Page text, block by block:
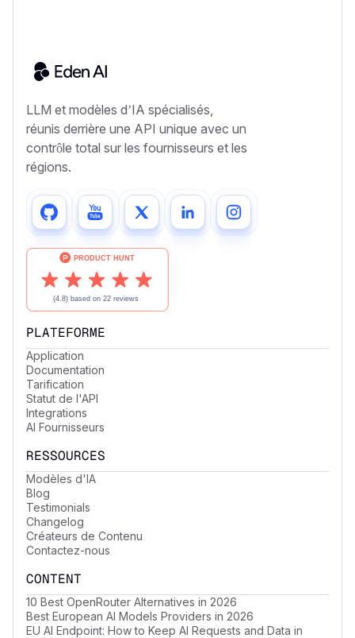
LLM et modèles d’IA spécialisés,
réunis derrière une API unique avec un
contrôle total sur les fournisseurs et les
régions.
PLATEFORME
Application
Documentation
Tarification
Statut de l'API
Integrations
AI Fournisseurs
RESSOURCES
Modèles d'IA
Blog
Testimonials
Changelog
Créateurs de Contenu
Contactez-nous
CONTENT
10 Best OpenRouter Alternatives in 2026
Best European AI Models Providers in 2026
EU AI Endpoint: How to Keep AI Requests and Data in